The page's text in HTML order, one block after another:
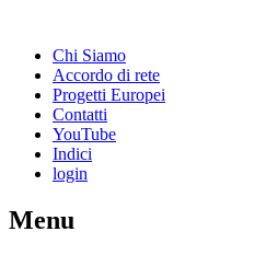
Chi Siamo
Accordo di rete
Progetti Europei
Contatti
YouTube
Indici
login
Menu